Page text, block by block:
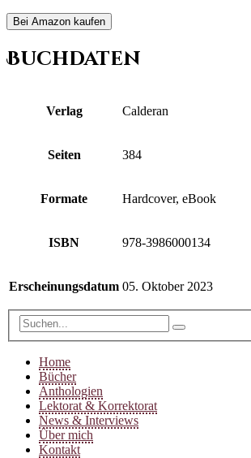
Bei Amazon kaufen
Buchdaten
Verlag Calderan
Seiten 384
Formate Hardcover, eBook
ISBN 978-3986000134
Erscheinungsdatum 05. Oktober 2023
Home
Bücher
Anthologien
Lektorat & Korrektorat
News & Interviews
Über mich
Kontakt